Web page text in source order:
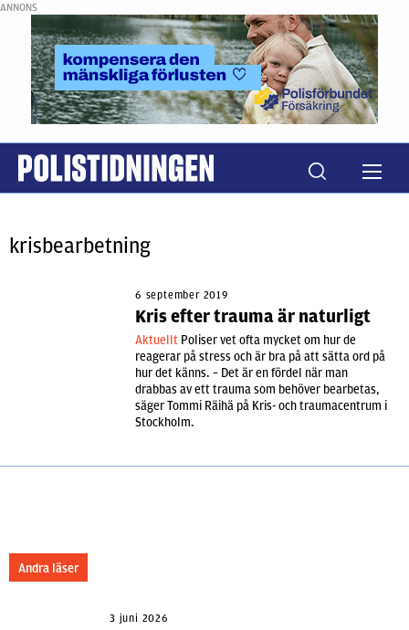
ANNONS
krisbearbetning
6 september 2019
Kris efter trauma är naturligt
Aktuellt Poliser vet ofta mycket om hur de
reagerar på stress och är bra på att sätta ord på
hur det känns. – Det är en fördel när man
drabbas av ett trauma som behöver bearbetas,
säger Tommi Räihä på Kris- och traumacentrum i
Stockholm.
Andra läser
3 juni 2026